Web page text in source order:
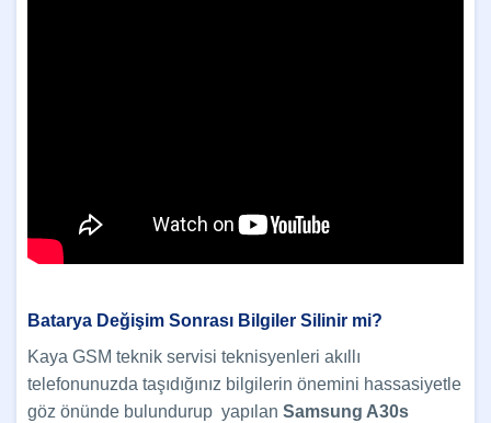
Batarya Değişim Sonrası Bilgiler Silinir mi?
Kaya GSM teknik servisi teknisyenleri akıllı
telefonunuzda taşıdığınız bilgilerin önemini hassasiyetle
göz önünde bulundurup yapılan Samsung A30s